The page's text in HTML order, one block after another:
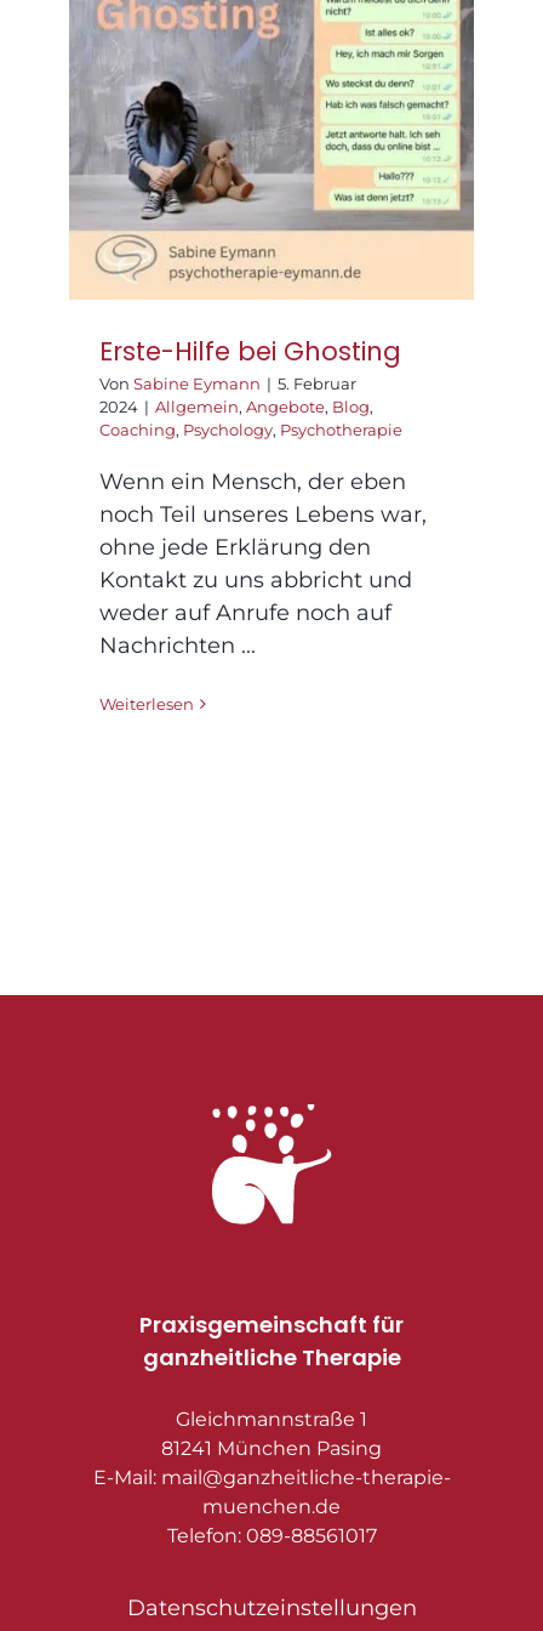
Praxisräume
Erste-Hilfe bei
Ghosting
Erste-Hilfe bei Ghosting
Von Sabine Eymann | 5. Februar
2024 | Allgemein, Angebote, Blog,
Coaching, Psychology, Psychotherapie
Wenn ein Mensch, der eben
noch Teil unseres Lebens war,
ohne jede Erklärung den
Kontakt zu uns abbricht und
weder auf Anrufe noch auf
Nachrichten ...
Weiterlesen
Praxisgemeinschaft für
ganzheitliche Therapie
Gleichmannstraße 1
81241 München Pasing
E-Mail: mail@ganzheitliche-therapie-
muenchen.de
Telefon: 089-88561017
Datenschutzeinstellungen